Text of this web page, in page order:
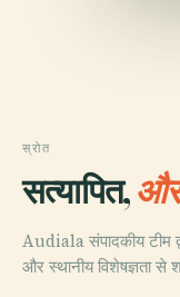
स्रोत
सत्यापित,और
Audiala संपादकीय टीम
और स्थानीय विशेषज्ञता से